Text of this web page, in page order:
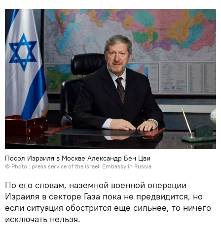
Посол Израиля в Москве Александр Бен Цви
© Photo : press service of the Israeli Embassy in Russia
По его словам, наземной военной операции
Израиля в секторе Газа пока не предвидится, но
если ситуация обострится еще сильнее, то ничего
исключать нельзя.